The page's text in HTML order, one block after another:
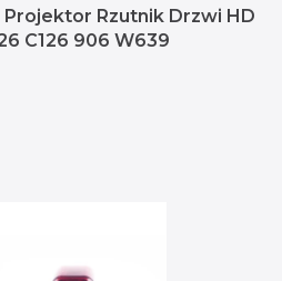
Rzutnik Drzwi HD
C126 906 W639